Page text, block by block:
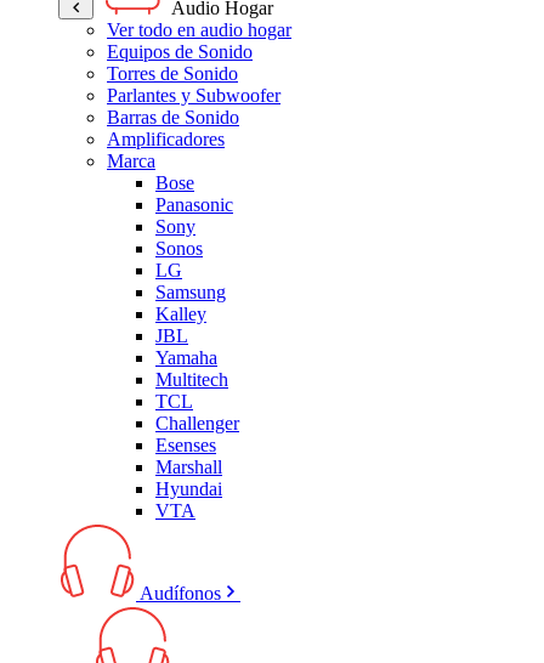
Audio Hogar
Ver todo en audio hogar
Equipos de Sonido
Torres de Sonido
Parlantes y Subwoofer
Barras de Sonido
Amplificadores
Marca
Bose
Panasonic
Sony
Sonos
LG
Samsung
Kalley
JBL
Yamaha
Multitech
TCL
Challenger
Esenses
Marshall
Hyundai
VTA
Audífonos